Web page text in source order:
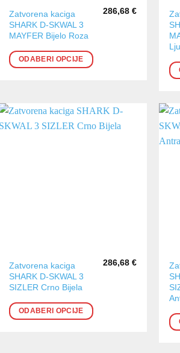
Zatvorena kaciga
SHARK D-SKWAL 3
MAYFER Bijelo Roza
286,68€
ODABERI OPCIJE
Ovaj
proizvod
ima
više
varijanti.
mogu
odabrati
na
Zatvorena kaciga
SHARK D-SKWAL 3
SIZLER Crno Bijela
286,68€
ODABERI OPCIJE
Ovaj
proizvod
ima
više
varijanti.